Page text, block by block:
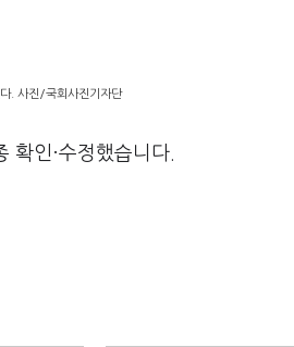
. 사진/국회사진기자단
확인·수정했습니다.